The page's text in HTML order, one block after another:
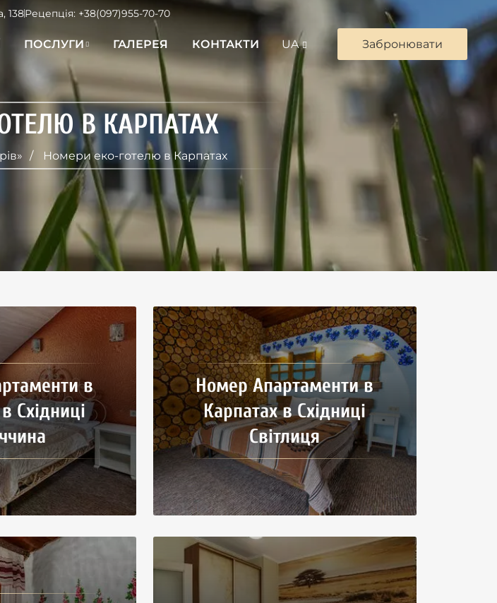
138Рецепція: +38(097)955-70-70
ПОСЛУГИ ГАЛЕРЕЯ КОНТАКТИ UA Забронювати
В КАРПАТАХ
Номери еко-готелю в Карпатах
в
Східниці
Номер Апартаменти в
Карпатах в Східниці
Світлиця